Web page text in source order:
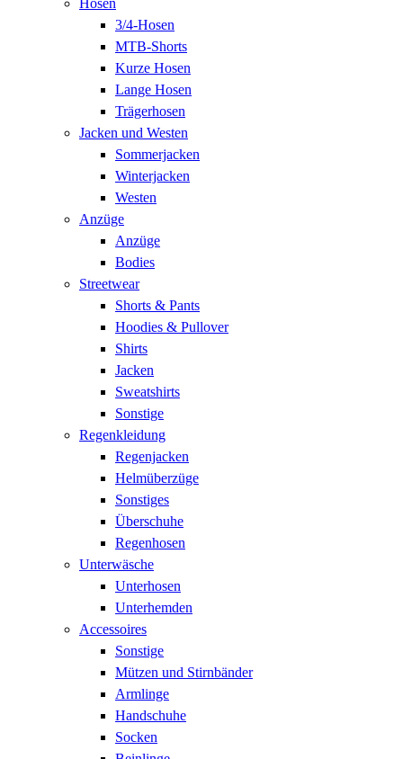
3/4-Hosen
MTB-Shorts
Kurze Hosen
Lange Hosen
Trägerhosen
Jacken und Westen
Sommerjacken
Winterjacken
Westen
Anzüge
Anzüge
Bodies
Streetwear
Shorts & Pants
Hoodies & Pullover
Shirts
Jacken
Sweatshirts
Sonstige
Regenkleidung
Regenjacken
Helmüberzüge
Sonstiges
Überschuhe
Regenhosen
Unterwäsche
Unterhosen
Unterhemden
Accessoires
Sonstige
Mützen und Stirnbänder
Armlinge
Handschuhe
Socken